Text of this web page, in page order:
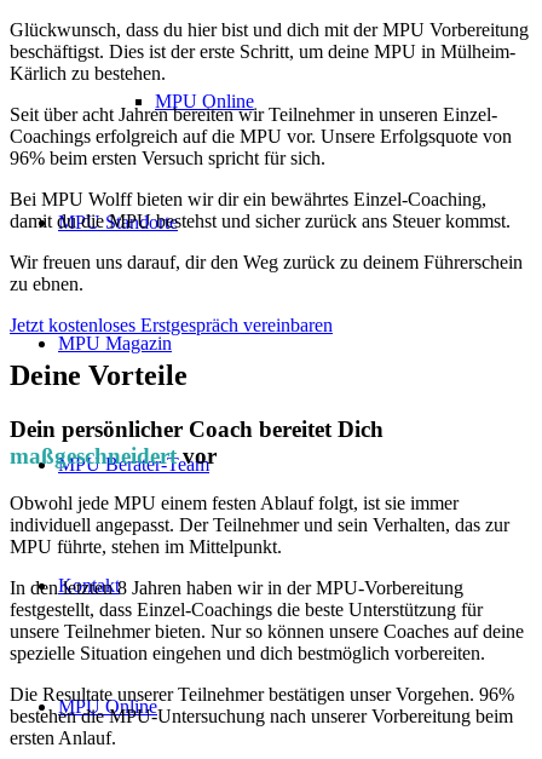
MPU Online
MPU Standorte
MPU Magazin
MPU Berater-Team
Kontakt
MPU Online
Glückwunsch, dass du hier bist und dich mit der MPU Vorbereitung
beschäftigst. Dies ist der erste Schritt, um deine MPU in Mülheim-
Kärlich zu bestehen.
Seit über acht Jahren bereiten wir Teilnehmer in unseren Einzel-
Coachings erfolgreich auf die MPU vor. Unsere Erfolgsquote von
96% beim ersten Versuch spricht für sich.
Bei MPU Wolff bieten wir dir ein bewährtes Einzel-Coaching,
damit du die MPU bestehst und sicher zurück ans Steuer kommst.
Wir freuen uns darauf, dir den Weg zurück zu deinem Führerschein
zu ebnen.
Jetzt kostenloses Erstgespräch vereinbaren
Deine Vorteile
Dein persönlicher Coach bereitet Dich
maßgeschneidertvor
Obwohl jede MPU einem festen Ablauf folgt, ist sie immer
individuell angepasst. Der Teilnehmer und sein Verhalten, das zur
MPU führte, stehen im Mittelpunkt.
In den letzten 8 Jahren haben wir in der MPU-Vorbereitung
festgestellt, dass Einzel-Coachings die beste Unterstützung für
unsere Teilnehmer bieten. Nur so können unsere Coaches auf deine
spezielle Situation eingehen und dich bestmöglich vorbereiten.
Die Resultate unserer Teilnehmer bestätigen unser Vorgehen. 96%
bestehen die MPU-Untersuchung nach unserer Vorbereitung beim
ersten Anlauf.